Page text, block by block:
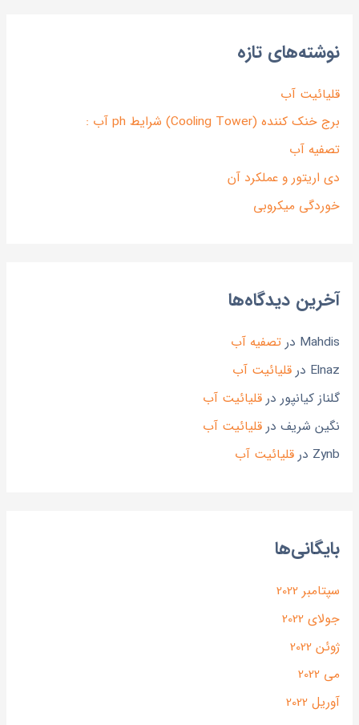
نوشته‌های تازه
قلیائیت آب
برج خنک کننده (Cooling Tower) شرایط ph آب :
تصفیه آب
دی اریتور و عملکرد آن
خوردگی میکروبی
آخرین دیدگاه‌ها
Mahdis در تصفیه آب
Elnaz در قلیائیت آب
گلناز کیانپوردر قلیائیت آب
نگین شریفدر قلیائیت آب
Zynb در قلیائیت آب
بایگانی‌ها
سپتامبر 2022
جولای 2022
ژوئن 2022
می 2022
آوریل 2022